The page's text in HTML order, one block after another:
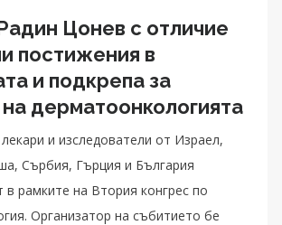
Цонев с отличие
постижения в
и подкрепа за
дерматоонкологията
и изследователи от Израел,
Сърбия, Гърция и България
в рамките на Втория конгрес по
Организатор на събитието бе